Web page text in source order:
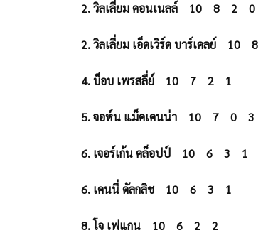
2. วิลเลี่ยม คอนเนลล์ 10 8 2 0
2. วิลเลี่ยม เอ็ดเวิร์ด บาร์เคลย์ 10 8
4. บ็อบ เพรสลี่ย์ 10 7 2 1
5. จอห์น แม็คเคนน่า 10 7 0 3
6. เจอร์เก้น คล็อปป์ 10 6 3 1
6. เคนนี่ ดัลกลิช 10 6 3 1
8. โจ เฟแกน 10 6 2 2